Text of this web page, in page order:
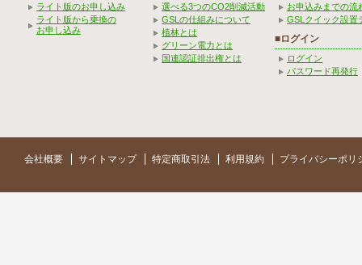
ライト版のお申し込み
ライト版から乗換の
お申し込み
選べる3つのCO2削減活動
GSLの仕組みについて
植林とは
グリーン電力とは
国連認証排出権とは
お申込みまでの流
GSLクイック設置
■ログイン
ログイン
パスワード再発行
会社概要 サイトマップ 特定商取引法 利用規約 プライバシーポリ